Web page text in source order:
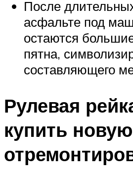
После
асфальте под
остаются
пятна,
составляющего
Рулевая
купить